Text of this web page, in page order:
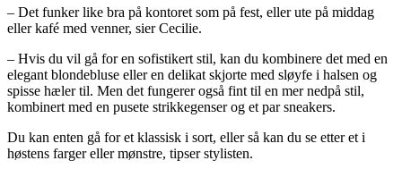
– Det funker like bra på kontoret som på fest, eller ute på middag
eller kafé med venner, sier Cecilie.
– Hvis du vil gå for en sofistikert stil, kan du kombinere det med en
elegant blondebluse eller en delikat skjorte med sløyfe i halsen og
spisse hæler til. Men det fungerer også fint til en mer nedpå stil,
kombinert med en pusete strikkegenser og et par sneakers.
Du kan enten gå for et klassisk i sort, eller så kan du se etter et i
høstens farger eller mønstre, tipser stylisten.